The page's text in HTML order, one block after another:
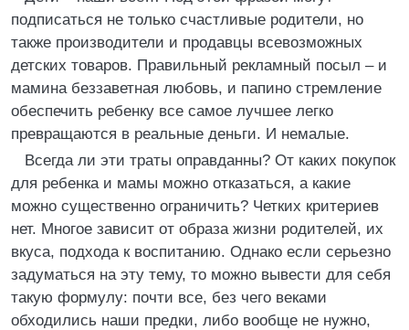
подписаться не только счастливые родители, но
также производители и продавцы всевозможных
детских товаров. Правильный рекламный посыл – и
мамина беззаветная любовь, и папино стремление
обеспечить ребенку все самое лучшее легко
превращаются в реальные деньги. И немалые.
Всегда ли эти траты оправданны? От каких покупок
для ребенка и мамы можно отказаться, а какие
можно существенно ограничить? Четких критериев
нет. Многое зависит от образа жизни родителей, их
вкуса, подхода к воспитанию. Однако если серьезно
задуматься на эту тему, то можно вывести для себя
такую формулу: почти все, без чего веками
обходились наши предки, либо вообще не нужно,